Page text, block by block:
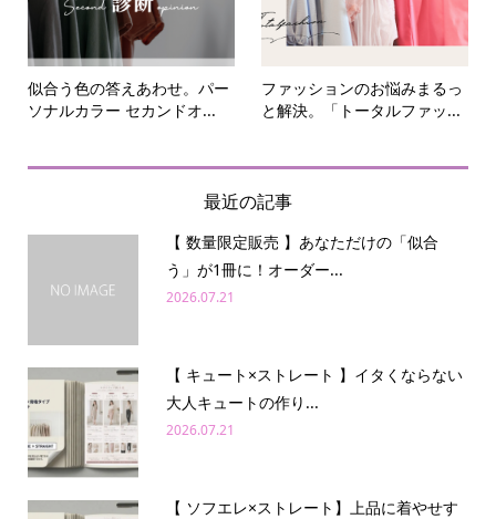
似合う色の答えあわせ。パー
ソナルカラー セカンドオ...
ファッションのお悩みまるっ
と解決。「トータルファッ...
最近の記事
【 数量限定販売 】あなただけの「似合
う」が1冊に！オーダー...
2026.07.21
【 キュート×ストレート 】イタくならない
大人キュートの作り...
2026.07.21
【 ソフエレ×ストレート】上品に着やせす